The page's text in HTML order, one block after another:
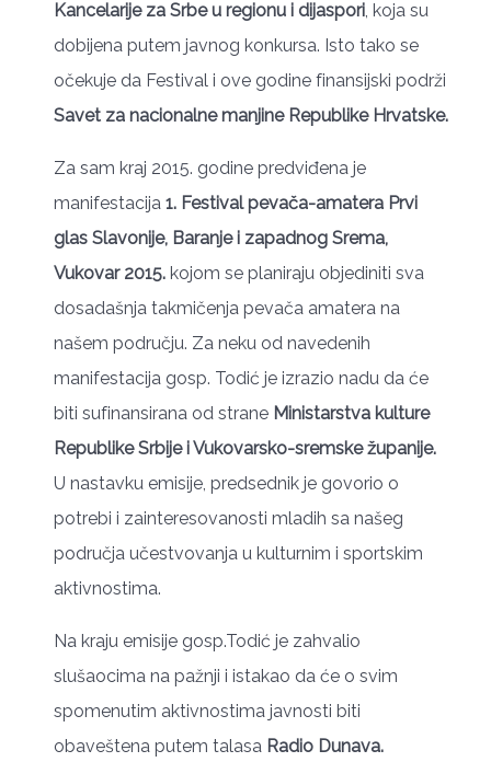
Kancelarije za Srbe u regionu i dijaspori, koja su
dobijena putem javnog konkursa. Isto tako se
očekuje da Festival i ove godine finansijski podrži
Savet za nacionalne manjine Republike Hrvatske.
Za sam kraj 2015. godine predviđena je
manifestacija 1. Festival pevača-amatera Prvi
glas Slavonije, Baranje i zapadnog Srema,
Vukovar 2015. kojom se planiraju objediniti sva
dosadašnja takmičenja pevača amatera na
našem području. Za neku od navedenih
manifestacija gosp. Todić je izrazio nadu da će
biti sufinansirana od strane Ministarstva kulture
Republike Srbije i Vukovarsko-sremske županije.
U nastavku emisije, predsednik je govorio o
potrebi i zainteresovanosti mladih sa našeg
područja učestvovanja u kulturnim i sportskim
aktivnostima.
Na kraju emisije gosp.Todić je zahvalio
slušaocima na pažnji i istakao da će o svim
spomenutim aktivnostima javnosti biti
obaveštena putem talasa Radio Dunava.